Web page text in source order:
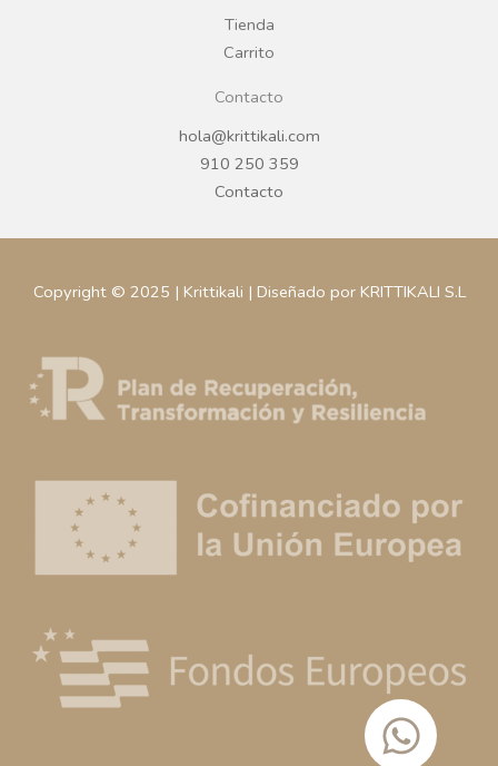
Tienda
Carrito
Contacto
hola@krittikali.com
910 250 359
Contacto
Copyright © 2025 | Krittikali | Diseñado por KRITTIKALI S.L